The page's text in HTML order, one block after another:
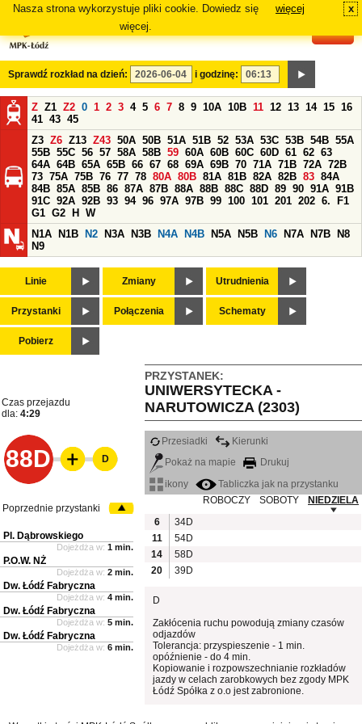
Nasza strona wykorzystuje pliki cookie. Dowiedz się
więcej.
więcej x
Sprawdź rozkład na dzień: i godzinę:
Z Z1 Z2 0 1 2 3 4 5 6 7 8 9 10A 10B 11 12 13 14 15 16
41 43 45
Z3 Z6 Z13 Z43 50A 50B 51A 51B 52 53A 53C 53B 54B 55A
55B 55C 56 57 58A 58B 59 60A 60B 60C 60D 61 62 63
64A 64B 65A 65B 66 67 68 69A 69B 70 71A 71B 72A 72B
73 75A 75B 76 77 78 80A 80B 81A 81B 82A 82B 83 84A
84B 85A 85B 86 87A 87B 88A 88B 88C 88D 89 90 91A 91B
91C 92A 92B 93 94 96 97A 97B 99 100 101 201 202 6.
F1
G1 G2 H
W
N1A
N1B N2 N3A N3B N4A N4B N5A N5B N6 N7A N7B
N8
N9
Linie Zmiany Utrudnienia
Przystanki Połączenia Schematy
Pobierz
PRZYSTANEK:
UNIWERSYTECKA -
NARUTOWICZA (2303)
Czas przejazdu
dla: 4:29
88D
Przesiadki
Kierunki
Pokaż na mapie
Drukuj
ikony
Tabliczka jak na przystanku
ROBOCZY
SOBOTY
NIEDZIELA
6
34D
11
54D
14
58D
20
39D
D
Zakłócenia ruchu powodują zmiany czasów
odjazdów
Tolerancja: przyspieszenie - 1 min.
opóźnienie - do 4 min.
Kopiowanie i rozpowszechnianie rozkładów
jazdy w celach zarobkowych bez zgody MPK
Łódź Spółka z o.o jest zabronione.
D
Poprzednie przystanki
Pl. Dąbrowskiego
Dojeżdża w: 1 min.
P.O.W. NŻ
Dojeżdża w: 2 min.
Dw. Łódź Fabryczna
Dojeżdża w: 4 min.
Dw. Łódź Fabryczna
Dojeżdża w: 5 min.
Dw. Łódź Fabryczna
Dojeżdża w: 6 min.